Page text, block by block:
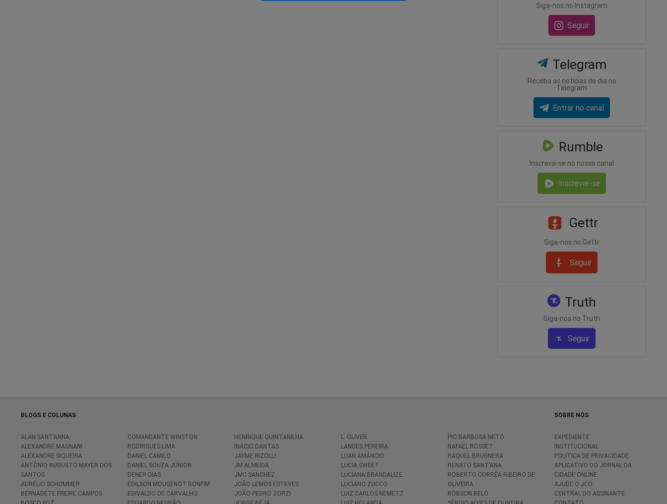
Siga-nos no Instagram
Seguir
Telegram
Receba as notícias do dia no
Telegram
Entrar no canal
Rumble
Inscreva-se no nosso canal
Inscrever-se
Gettr
Siga-nos no Gettr
Seguir
Truth
Siga-nos no Truth
Seguir
BLOGS E COLUNAS
ALAN SANT’ANNA
ALEXANDRE MAGNANI
ALEXANDRE SIQUEIRA
ANTÔNIO AUGUSTO MAYER DOS
SANTOS
AURÉLIO SCHOMMER
BERNADETE FREIRE CAMPOS
COMANDANTE WINSTON
RODRIGUES LIMA
DANIEL CAMILO
DANIEL SOUZA JÚNIOR
DENER DIAS
EDILSON MOUGENOT BONFIM
EDIVALDO DE CARVALHO
HENRIQUE QUINTANILHA
INÁCIO DANTAS
JAYME RIZOLLI
JM ALMEIDA
JMC SANCHEZ
JOÃO LEMOS ESTEVES
JOÃO PEDRO ZORZI
L. OLIVER
LANDES PEREIRA
LUAN AMÂNCIO
LUCIA SWEET
LUCIANA BRANDALIZE
LUCIANO ZUCCO
LUIZ CARLOS NEMETZ
PIO BARBOSA NETO
RAFAEL ROSSET
RAQUEL BRUGNERA
RENATO SANT'ANA
ROBERTO CORRÊA RIBEIRO DE
OLIVEIRA
ROBSON BELO
SOBRE NÓS
EXPEDIENTE
INSTITUCIONAL
POLÍTICA DE PRIVACIDADE
APLICATIVO DO JORNAL DA
CIDADE ONLINE
AJUDE O JCO
CENTRAL DO ASSINANTE